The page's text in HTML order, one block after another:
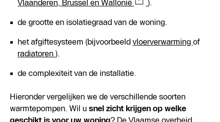
Vlaanderen, Brussel en Wallonië
).
de grootte en isolatiegraad van de woning.
het afgiftesysteem (bijvoorbeeld vloerverwarming of
radiatoren ).
de complexiteit van de installatie.
Hieronder vergelijken we de verschillende soorten
warmtepompen. Wil u snel zicht krijgen op welke